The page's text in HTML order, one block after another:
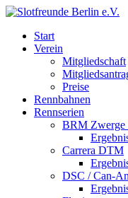
Start
Verein
Mitgliedschaft
Preise
Rennbahnen
Rennserien
BRM Zwerge
Carrera DTM
DSC / Can-